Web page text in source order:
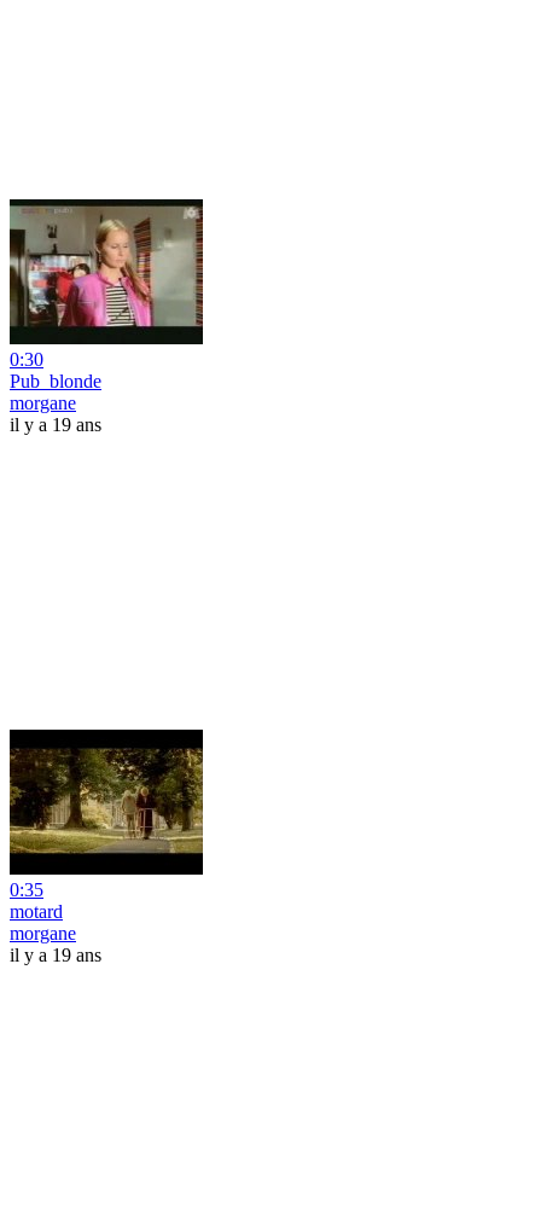
0:30
Pub_blonde
morgane
il y a 19 ans
0:35
motard
morgane
il y a 19 ans